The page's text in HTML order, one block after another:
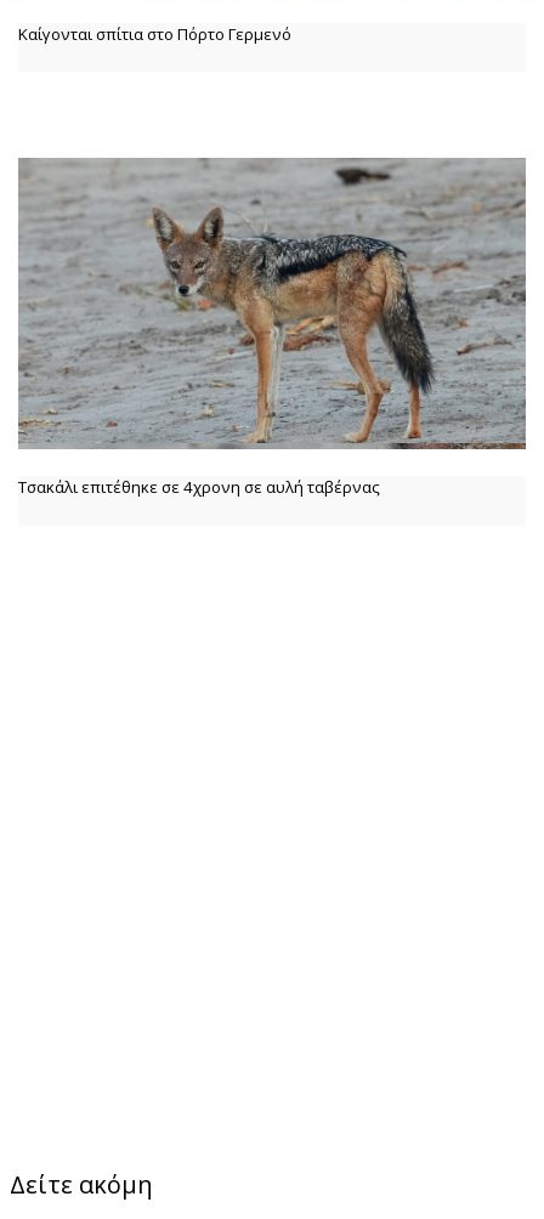
Καίγονται σπίτια στο Πόρτο Γερμενό
Τσακάλι επιτέθηκε σε 4χρονη σε αυλή ταβέρνας
Δείτε ακόμη